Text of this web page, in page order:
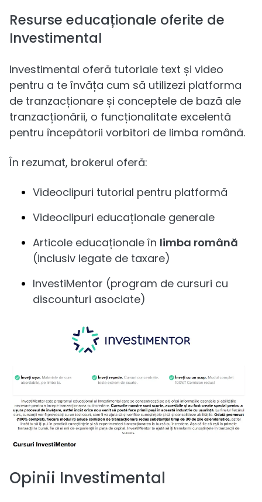
Resurse educaționale oferite de
Investimental
Investimental oferă tutoriale text și video
pentru a te învăța cum să utilizezi platforma
de tranzacționare și conceptele de bază ale
tranzacționării, o funcționalitate excelentă
pentru începătorii vorbitori de limba română.
În rezumat, brokerul oferă:
Videoclipuri tutorial pentru platformă
Videoclipuri educaționale generale
Articole educaționale în limba română
(inclusiv legate de taxare)
InvestiMentor (program de cursuri cu
discounturi asociate)
Opinii Investimental